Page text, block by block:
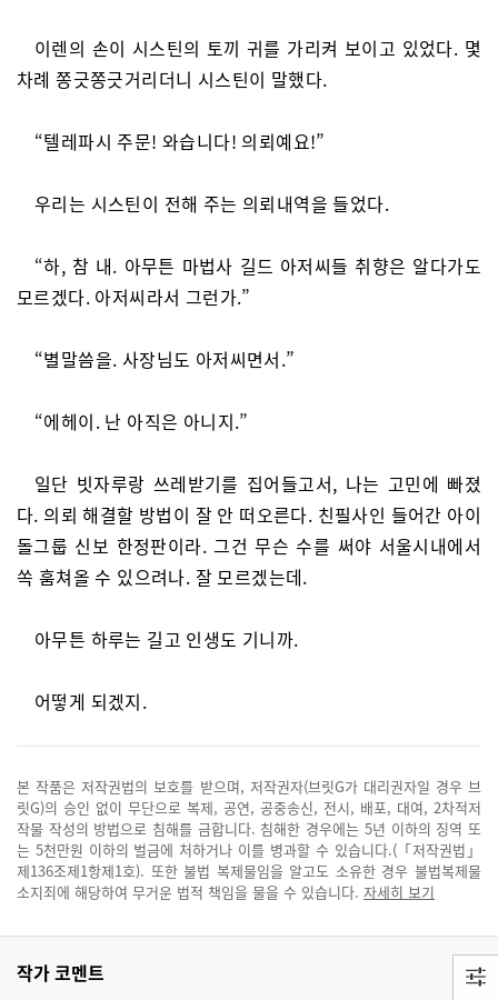
이렌의 손이 시스틴의 토끼 귀를 가리켜 보이고 있었다. 몇
차례 쫑긋쫑긋거리더니 시스틴이 말했다.
“텔레파시 주문! 와습니다! 의뢰예요!”
우리는 시스틴이 전해 주는 의뢰내역을 들었다.
“하, 참 내. 아무튼 마법사 길드 아저씨들 취향은 알다가도
모르겠다. 아저씨라서 그런가.”
“별말씀을. 사장님도 아저씨면서.”
“에헤이. 난 아직은 아니지.”
일단 빗자루랑 쓰레받기를 집어들고서, 나는 고민에 빠졌
다. 의뢰 해결할 방법이 잘 안 떠오른다. 친필사인 들어간 아이
돌그룹 신보 한정판이라. 그건 무슨 수를 써야 서울시내에서
쏙 훔쳐올 수 있으려나. 잘 모르겠는데.
아무튼 하루는 길고 인생도 기니까.
어떻게 되겠지.
본 작품은 저작권법의 보호를 받으며, 저작권자(브릿G가 대리권자일 경우 브
릿G)의 승인 없이 무단으로 복제, 공연, 공중송신, 전시, 배포, 대여, 2차적저
작물 작성의 방법으로 침해를 금합니다. 침해한 경우에는 5년 이하의 징역 또
는 5천만원 이하의 벌금에 처하거나 이를 병과할 수 있습니다.(「저작권법」
제136조제1항제1호). 또한 불법 복제물임을 알고도 소유한 경우 불법복제물
소지죄에 해당하여 무거운 법적 책임을 물을 수 있습니다. 자세히 보기
작가 코멘트